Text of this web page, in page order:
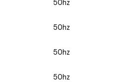
50hz
50hz
50hz
50hz